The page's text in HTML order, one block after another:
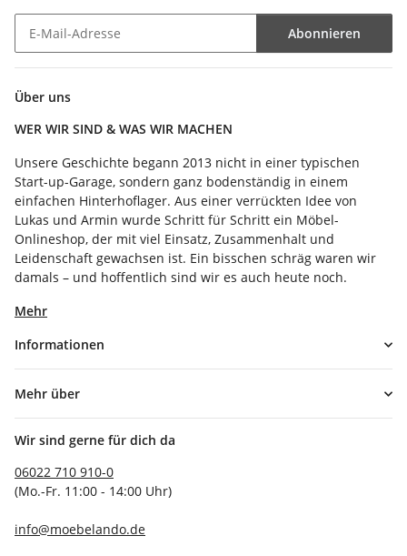
Abonnieren
Über uns
WER WIR SIND & WAS WIR MACHEN
Unsere Geschichte begann 2013 nicht in einer typischen
Start-up-Garage, sondern ganz bodenständig in einem
einfachen Hinterhoflager. Aus einer verrückten Idee von
Lukas und Armin wurde Schritt für Schritt ein Möbel-
Onlineshop, der mit viel Einsatz, Zusammenhalt und
Leidenschaft gewachsen ist. Ein bisschen schräg waren wir
damals – und hoffentlich sind wir es auch heute noch.
Mehr
Informationen
Mehr über
Wir sind gerne für dich da
06022 710 910-0
(Mo.-Fr. 11:00 - 14:00 Uhr)
info@moebelando.de